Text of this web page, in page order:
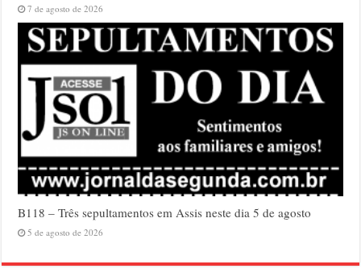
7 de agosto de 2026
B118 – Três sepultamentos em Assis neste dia 5 de agosto
5 de agosto de 2026